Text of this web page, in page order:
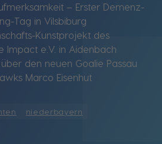
– Erster Demenz-
Tag in Vilsbiburg
Kunstprojekt des
Impact e.V. in Aidenbach
den neuen Goalie Passau
Marco Eisenhut
niederbayern